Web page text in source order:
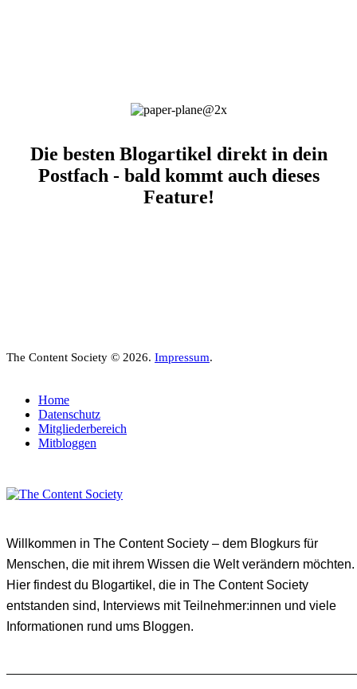
Die besten Blogartikel direkt in dein
Postfach - bald kommt auch dieses
Feature!
The Content Society © 2026. Impressum.
Home
Datenschutz
Mitgliederbereich
Mitbloggen
Willkommen in The Content Society – dem Blogkurs für
Menschen, die mit ihrem Wissen die Welt verändern möchten.
Hier findest du Blogartikel, die in The Content Society
entstanden sind, Interviews mit Teilnehmer:innen und viele
Informationen rund ums Bloggen.